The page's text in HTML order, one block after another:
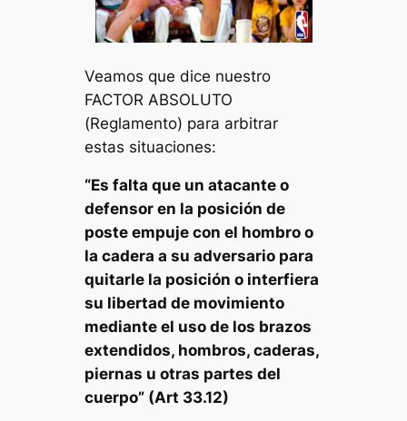
Veamos que dice nuestro
FACTOR ABSOLUTO
(Reglamento) para arbitrar
estas situaciones:
“Es falta que un atacante o
defensor en la posición de
poste empuje con el hombro o
la cadera a su adversario para
quitarle la posición o interfiera
su libertad de movimiento
mediante el uso de los brazos
extendidos, hombros, caderas,
piernas u otras partes del
cuerpo” (Art 33.12)